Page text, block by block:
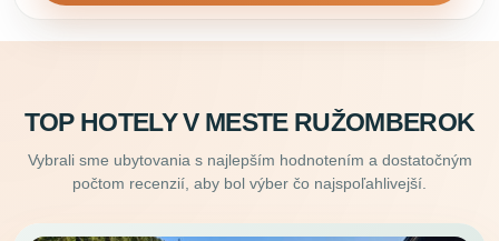
TOP HOTELY V MESTE RUŽOMBEROK
Vybrali sme ubytovania s najlepším hodnotením a dostatočným
počtom recenzií, aby bol výber čo najspoľahlivejší.